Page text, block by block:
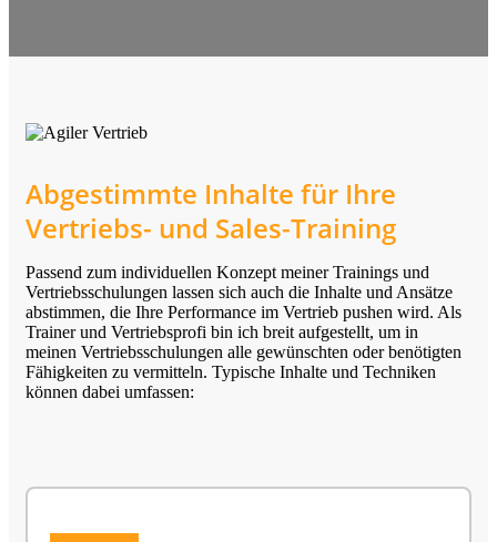
Abgestimmte Inhalte für Ihre
Vertriebs- und Sales-Training
Passend zum individuellen Konzept meiner Trainings und
Vertriebsschulungen lassen sich auch die Inhalte und Ansätze
abstimmen, die Ihre Performance im Vertrieb pushen wird. Als
Trainer und Vertriebsprofi bin ich breit aufgestellt, um in
meinen Vertriebsschulungen alle gewünschten oder benötigten
Fähigkeiten zu vermitteln. Typische Inhalte und Techniken
können dabei umfassen: